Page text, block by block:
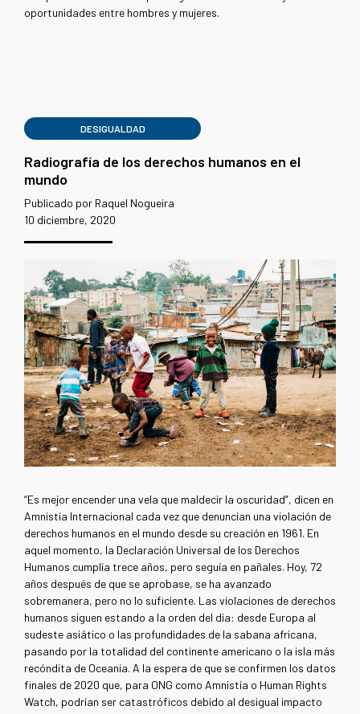
oportunidades entre hombres y mujeres.
DESIGUALDAD
Radiografía de los derechos humanos en el
mundo
Publicado por Raquel Nogueira
10 diciembre, 2020
“Es mejor encender una vela que maldecir la oscuridad”, dicen en
Amnistía Internacional cada vez que denuncian una violación de
derechos humanos en el mundo desde su creación en 1961. En
aquel momento, la Declaración Universal de los Derechos
Humanos cumplía trece años, pero seguía en pañales. Hoy, 72
años después de que se aprobase, se ha avanzado
sobremanera, pero no lo suficiente. Las violaciones de derechos
humanos siguen estando a la orden del día: desde Europa al
sudeste asiático o las profundidades de la sabana africana,
pasando por la totalidad del continente americano o la isla más
recóndita de Oceanía. A la espera de que se confirmen los datos
finales de 2020 que, para ONG como Amnistía o Human Rights
Watch, podrían ser catastróficos debido al desigual impacto